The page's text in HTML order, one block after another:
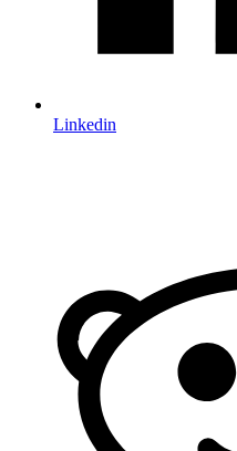
Linkedin